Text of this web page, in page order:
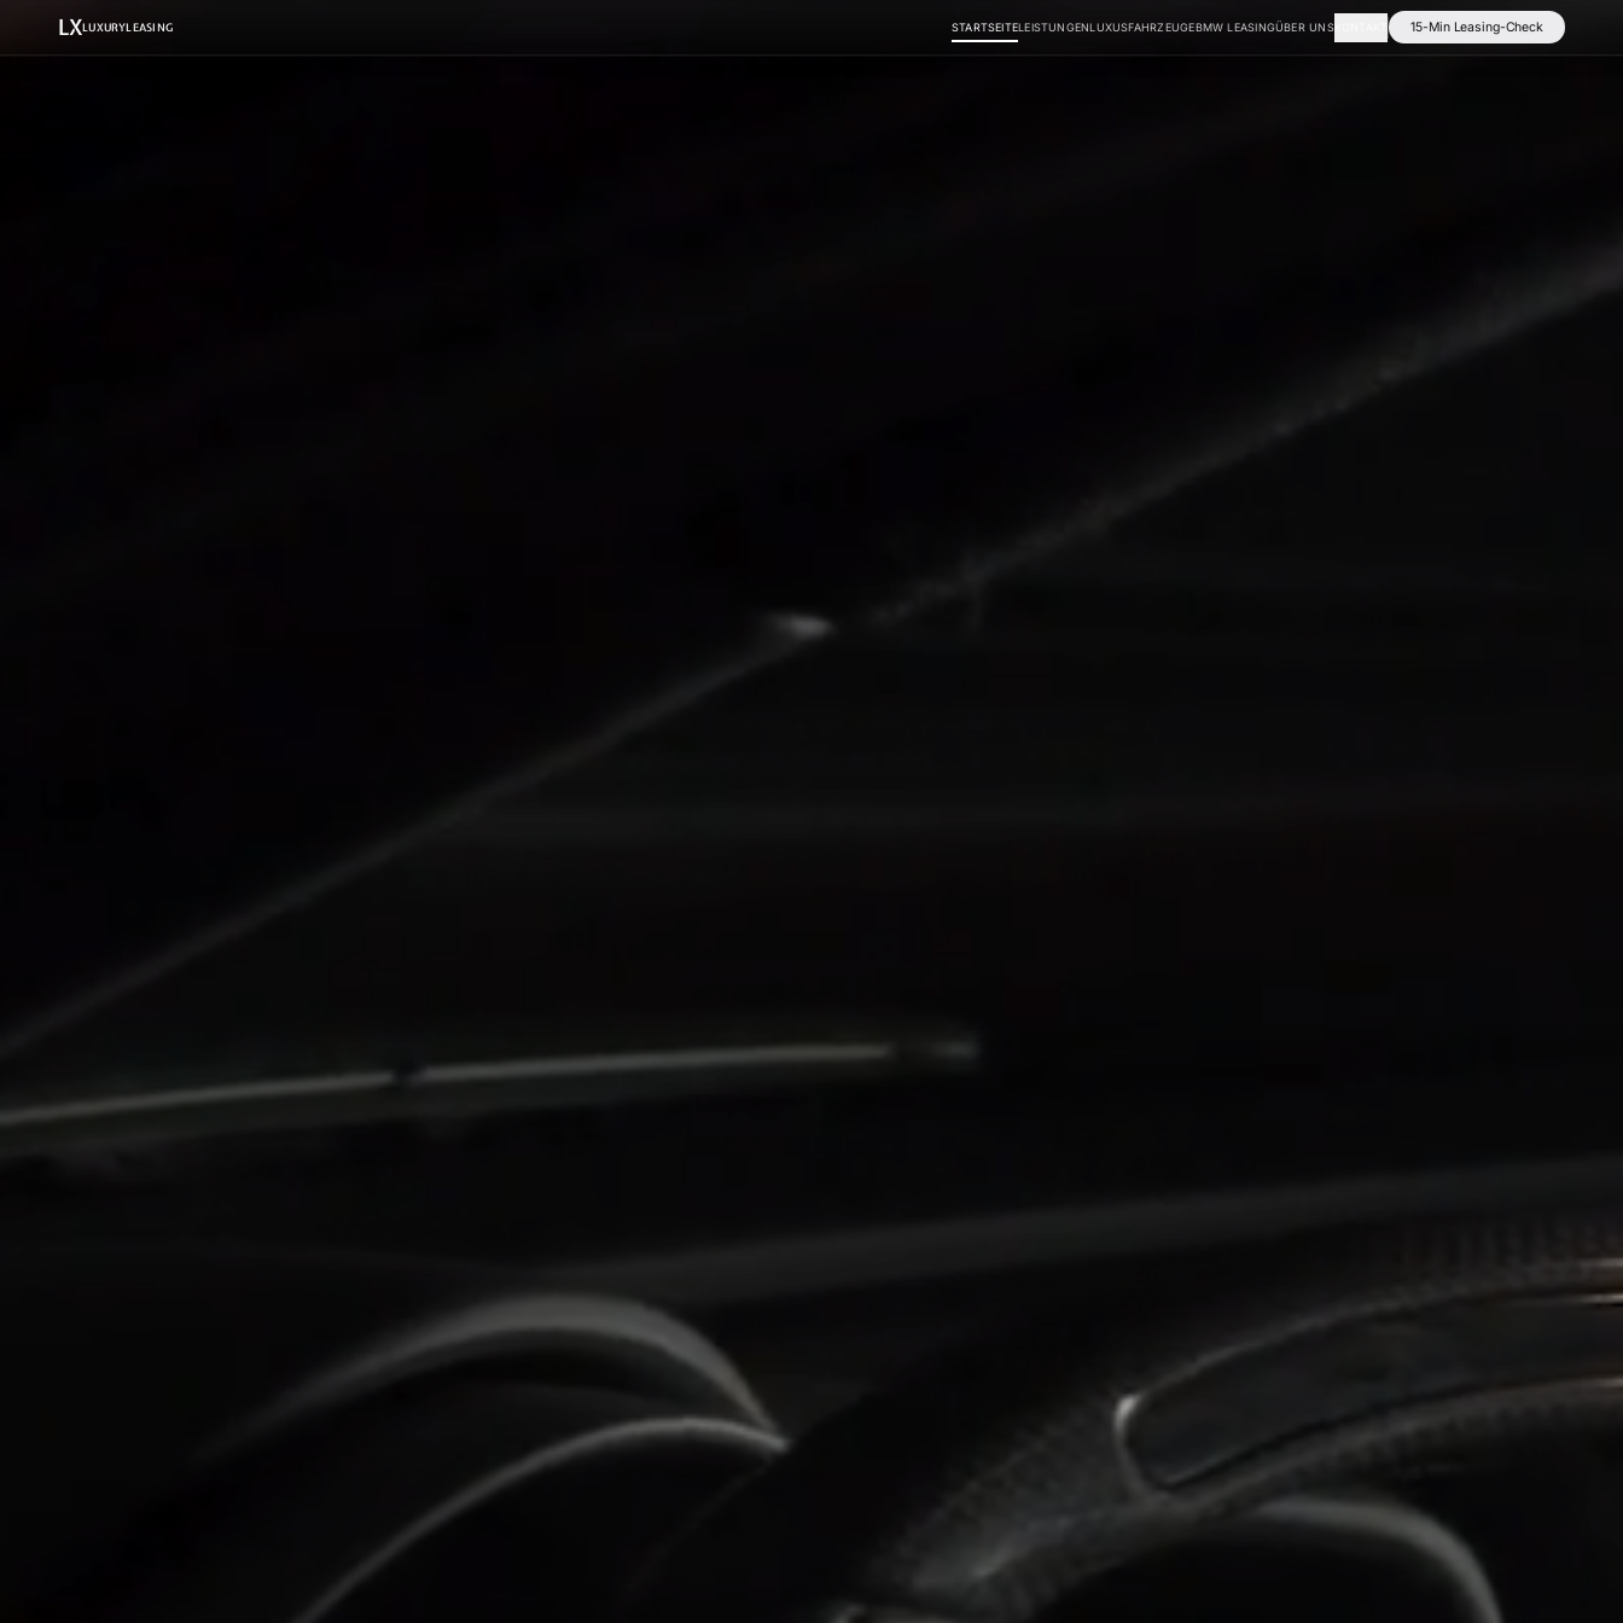
LXLUXURYLEASING STARTSEITELEISTUNGENLUXUSFAHRZEUGEBMW LEASINGÜBER UNSKONTAKT 15-Min Leasing-Check